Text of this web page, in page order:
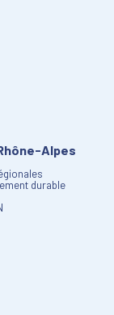
Alpes
durable